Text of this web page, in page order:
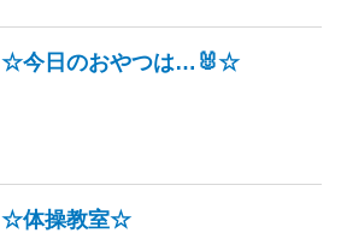
☆今日のおやつは…🐰☆
☆体操教室☆